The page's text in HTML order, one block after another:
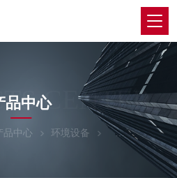
CENTER
品中心
品中心 环境设备 SAKAGUCHI